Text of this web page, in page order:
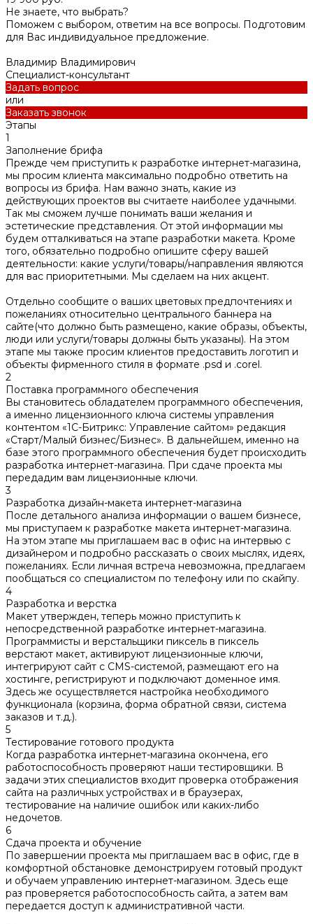
Не знаете, что выбрать?
Поможем с выбором, ответим на все вопросы. Подготовим
для Вас индивидуальное предложение.
Владимир Владимирович
Специалист-консультант
Задать вопрос
или
Заказать звонок
Этапы
1
Заполнение брифа
Прежде чем приступить к разработке интернет-магазина,
мы просим клиента максимально подробно ответить на
вопросы из брифа. Нам важно знать, какие из
действующих проектов вы считаете наиболее удачными.
Так мы сможем лучше понимать ваши желания и
эстетические представления. От этой информации мы
будем отталкиваться на этапе разработки макета. Кроме
того, обязательно подробно опишите сферу вашей
деятельности: какие услуги/товары/направления являются
для вас приоритетными. Мы сделаем на них акцент.
Отдельно сообщите о ваших цветовых предпочтениях и
пожеланиях относительно центрального баннера на
сайте(что должно быть размещено, какие образы, объекты,
люди или услуги/товары должны быть указаны). На этом
этапе мы также просим клиентов предоставить логотип и
объекты фирменного стиля в формате .psd и .corel.
2
Поставка программного обеспечения
Вы становитесь обладателем программного обеспечения,
а именно лицензионного ключа системы управления
контентом «1С-Битрикс: Управление сайтом» редакция
«Старт/Малый бизнес/Бизнес». В дальнейшем, именно на
базе этого программного обеспечения будет происходить
разработка интернет-магазина. При сдаче проекта мы
передадим вам лицензионные ключи.
3
Разработка дизайн-макета интернет-магазина
После детального анализа информации о вашем бизнесе,
мы приступаем к разработке макета интернет-магазина.
На этом этапе мы приглашаем вас в офис на интервью с
дизайнером и подробно рассказать о своих мыслях, идеях,
пожеланиях. Если личная встреча невозможна, предлагаем
пообщаться со специалистом по телефону или по скайпу.
4
Разработка и верстка
Макет утвержден, теперь можно приступить к
непосредственной разработке интернет-магазина.
Программисты и верстальщики пиксель в пиксель
верстают макет, активируют лицензионные ключи,
интегрируют сайт с CMS-системой, размещают его на
хостинге, регистрируют и подключают доменное имя.
Здесь же осуществляется настройка необходимого
функционала (корзина, форма обратной связи, система
заказов и т.д.).
5
Тестирование готового продукта
Когда разработка интернет-магазина окончена, его
работоспособность проверяют наши тестировщики. В
задачи этих специалистов входит проверка отображения
сайта на различных устройствах и в браузерах,
тестирование на наличие ошибок или каких-либо
недочетов.
6
Сдача проекта и обучение
По завершении проекта мы приглашаем вас в офис, где в
комфортной обстановке демонстрируем готовый продукт
и обучаем управлению интернет-магазином. Здесь еще
раз проверяется работоспособность сайта, а затем вам
передается доступ к административной части.